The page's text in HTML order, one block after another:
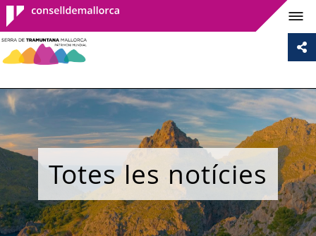
Consell de
Mallorca
Totes les notícies